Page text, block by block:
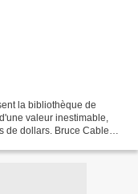
la bibliothèque de
valeur inestimable,
de dollars. Bruce Cable